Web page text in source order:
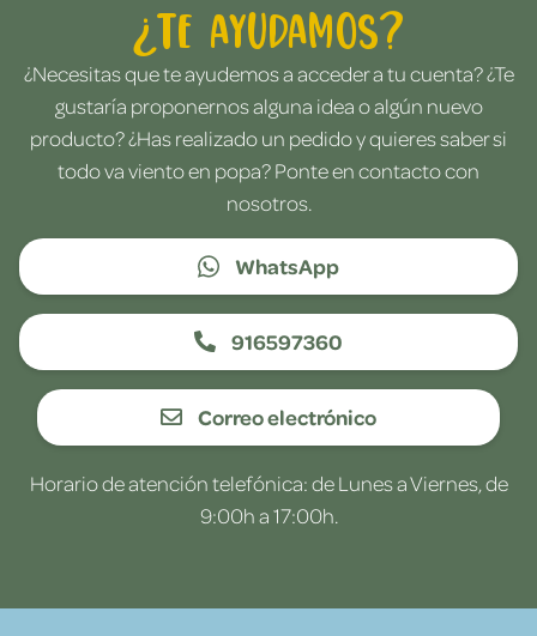
¿Te ayudamos?
¿Necesitas que te ayudemos a acceder a tu cuenta? ¿Te
gustaría proponernos alguna idea o algún nuevo
producto? ¿Has realizado un pedido y quieres saber si
todo va viento en popa? Ponte en contacto con
nosotros.
WhatsApp
916597360
Correo electrónico
Horario de atención telefónica: de Lunes a Viernes, de
9:00h a 17:00h.